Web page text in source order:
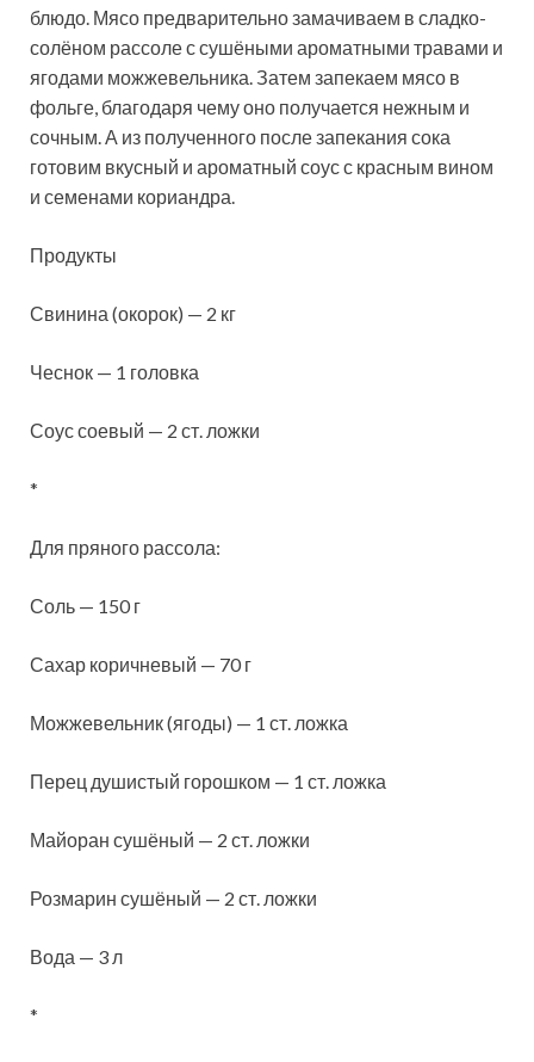
блюдо. Мясо предварительно замачиваем в сладко-
солёном рассоле с сушёными ароматными травами и
ягодами можжевельника. Затем запекаем мясо в
фольге, благодаря чему оно получается нежным и
сочным. А из полученного после запекания сока
готовим вкусный и ароматный соус с красным вином
и семенами кориандра.
Продукты
Свинина (окорок) — 2 кг
Чеснок — 1 головка
Соус соевый — 2 ст. ложки
*
Для пряного рассола:
Соль — 150 г
Сахар коричневый — 70 г
Можжевельник (ягоды) — 1 ст. ложка
Перец душистый горошком — 1 ст. ложка
Майоран сушёный — 2 ст. ложки
Розмарин сушёный — 2 ст. ложки
Вода — 3 л
*